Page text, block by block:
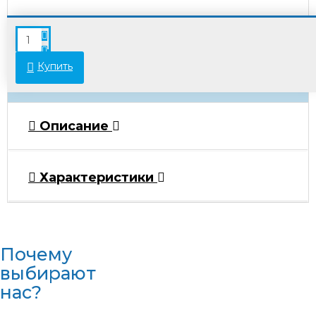
Купить
В связи с переоценкой товара стоимость
некоторых позиций может отличаться от
указанной на сайте. Просьба уточнять актуальные
Описание
Характеристики
Почему
выбирают
нас?